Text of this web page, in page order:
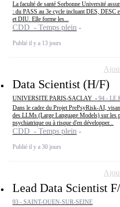
La faculté de santé Sorbonne Université
: du PASS au 3e cycle incluant DES, DESC
et DIU. Elle forme les...
CDD - Temps plein
Publié il y a 13 jours
Data Scientist (H/F)
UNIVERSITE PARIS-SACLAY - 94 - LE
Dans le cadre du Projet PrePsyRisk-AI,
des LLMs (Large Language Models) sur les
psychiatrique ou à risque d'en développer...
CDD - Temps plein
Publié il y a 30 jours
Lead Data Scientist
93 - SAINT-OUEN-SUR-SEINE